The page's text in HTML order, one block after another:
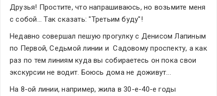
Друзья! Простите, что напрашиваюсь, но возьмите меня
с собой... Так сказать: "Третьим буду"!
Недавно совершал пешую прогулку с Денисом Лапиным
по Первой, Седьмой линии и  Садовому проспекту, а как
раз по тем линиям куда вы собираетесь он пока свои
экскурсии не водит. Боюсь дома не доживут...
На 8-ой линии, например, жила в 30-е-40-е годы